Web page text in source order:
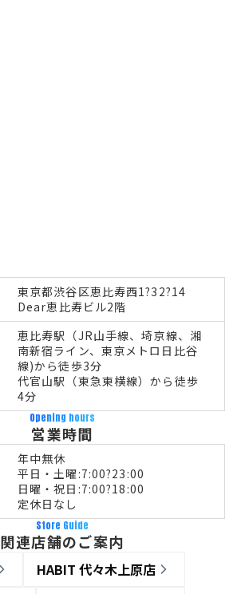
東京都渋谷区恵比寿西1?32?14
Dear恵比寿ビル2階
恵比寿駅（JR山手線、埼京線、湘
南新宿ライン、東京メトロ日比谷
線)から徒歩3分
代官山駅（東急東横線）から徒歩
4分
Opening hours
営業時間
年中無休
平日・土曜:7:00?23:00
日曜・祝日:7:00?18:00
定休日なし
Store Guide
関連店舗のご案内
HABIT 代々木上原店